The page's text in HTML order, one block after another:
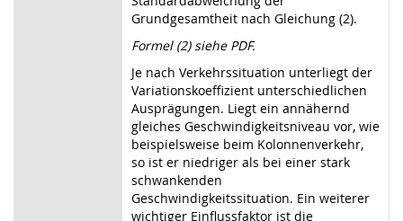
Grundgesamtheit nach Gleichung (2).
Formel (2) siehe PDF.
Je nach Verkehrssituation unterliegt der
Variationskoeffizient unterschiedlichen
Ausprägungen. Liegt ein annähernd
gleiches Geschwindigkeitsniveau vor, wie
beispielsweise beim Kolonnenverkehr,
so ist er niedriger als bei einer stark
schwankenden
Geschwindigkeitssituation. Ein weiterer
wichtiger Einflussfaktor ist die